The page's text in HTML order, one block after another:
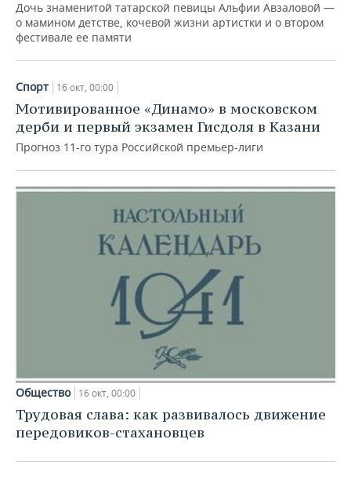
Дочь знаменитой татарской певицы Альфии Авзаловой —
о мамином детстве, кочевой жизни артистки и о втором
фестивале ее памяти
Спорт 16 окт, 00:00
Мотивированное «Динамо» в московском
дерби и первый экзамен Гисдоля в Казани
Прогноз 11-го тура Российской премьер-лиги
Общество 16 окт, 00:00
Трудовая слава: как развивалось движение
передовиков-стахановцев